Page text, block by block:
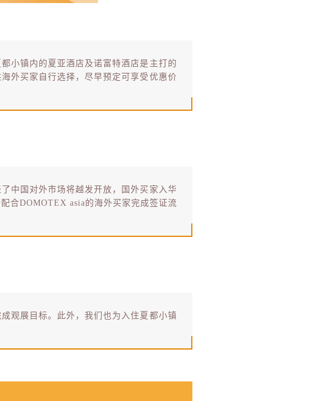
小镇内的夏亚酒店及诺富特酒店是主打的
外买家自行选择，尽早预定可享受优惠价
中国对外市场将越发开放，国外买家入华
合DOMOTEX asia的海外买家完成签证流
观展目标。此外，我们也为入住夏都小镇